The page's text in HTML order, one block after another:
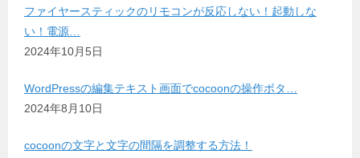
ファイヤースティックのリモコンが反応しない！起動しな
い！電源…
2024年10月5日
WordPressの編集テキスト画面でcocoonの操作ボタ…
2024年8月10日
cocoonの文字と文字の間隔を調整する方法！